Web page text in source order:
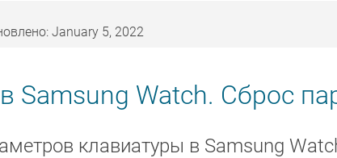
January 5, 2022
Samsung Watch. Сброс
клавиатуры в Samsung